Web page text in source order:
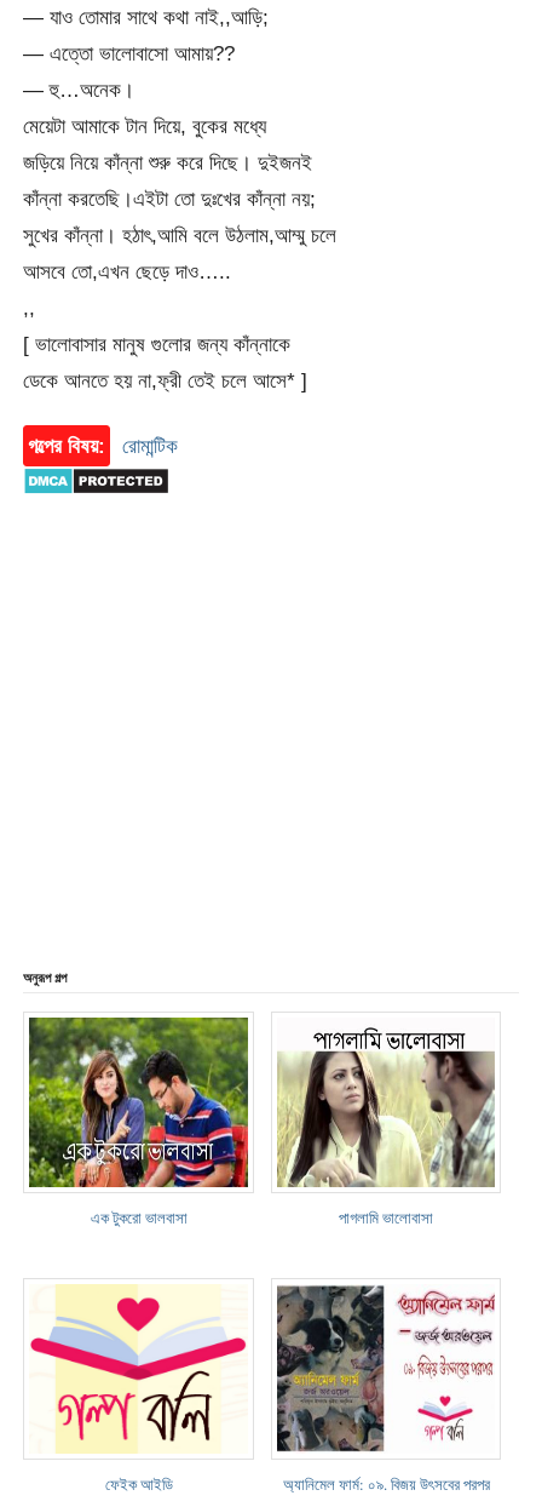
— যাও তোমার সাথে কথা নাই,,আড়ি;
— এত্তো ভালোবাসো আমায়??
— হু…অনেক।
মেয়েটা আমাকে টান দিয়ে, বুকের মধ্যে
জড়িয়ে নিয়ে কাঁন্না শুরু করে দিছে। দুইজনই
কাঁন্না করতেছি।এইটা তো দুঃখের কাঁন্না নয়;
সুখের কাঁন্না। হঠাৎ,আমি বলে উঠলাম,আম্মু চলে
আসবে তো,এখন ছেড়ে দাও…..
,,
[ ভালোবাসার মানুষ গুলোর জন্য কাঁন্নাকে
ডেকে আনতে হয় না,ফ্রী তেই চলে আসে* ]
গল্পের বিষয়: রোমান্টিক
অনুরূপ গল্প
এক টুকরো ভালবাসা পাগলামি ভালোবাসা
ফেইক আইডি অ্যানিমেল ফার্ম: ০৯. বিজয় উৎসবের পরপর